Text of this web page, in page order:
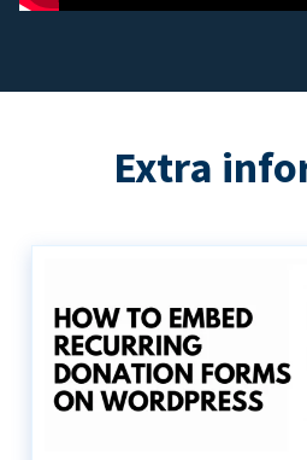
Extra